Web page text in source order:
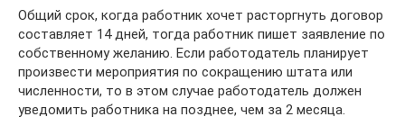
Общий срок, когда работник хочет расторгнуть договор
составляет 14 дней, тогда работник пишет заявление по
собственному желанию. Если работодатель планирует
произвести мероприятия по сокращению штата или
численности, то в этом случае работодатель должен
уведомить работника на позднее, чем за 2 месяца.